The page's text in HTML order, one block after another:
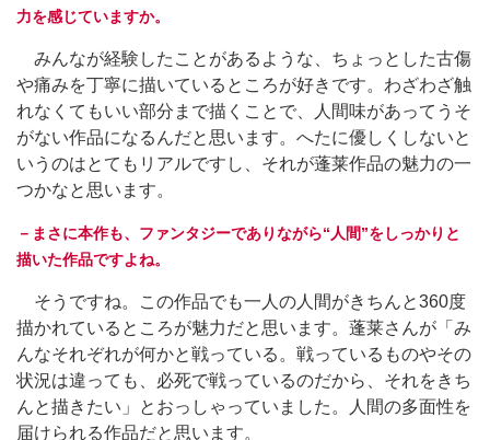
力を感じていますか。
みんなが経験したことがあるような、ちょっとした古傷
や痛みを丁寧に描いているところが好きです。わざわざ触
れなくてもいい部分まで描くことで、人間味があってうそ
がない作品になるんだと思います。へたに優しくしないと
いうのはとてもリアルですし、それが蓬莱作品の魅力の一
つかなと思います。
－まさに本作も、ファンタジーでありながら“人間”をしっかりと
描いた作品ですよね。
そうですね。この作品でも一人の人間がきちんと360度
描かれているところが魅力だと思います。蓬莱さんが「み
んなそれぞれが何かと戦っている。戦っているものやその
状況は違っても、必死で戦っているのだから、それをきち
んと描きたい」とおっしゃっていました。人間の多面性を
届けられる作品だと思います。